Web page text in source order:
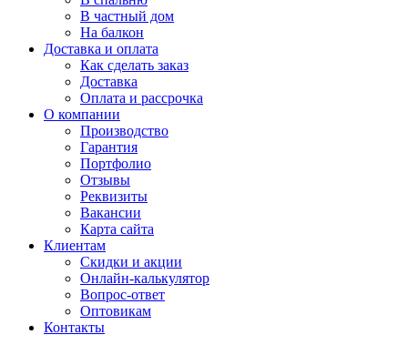
В частный дом
На балкон
Доставка и оплата
Как сделать заказ
Доставка
Оплата и рассрочка
О компании
Производство
Гарантия
Портфолио
Отзывы
Реквизиты
Вакансии
Карта сайта
Клиентам
Скидки и акции
Онлайн-калькулятор
Вопрос-ответ
Оптовикам
Контакты